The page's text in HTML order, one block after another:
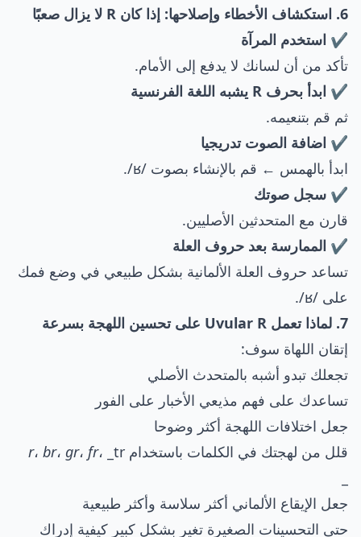
6. استكشاف الأخطاء وإصلاحها: إذا كان R لا يزال صعبًا
✔ استخدم المرآة
تأكد من أن لسانك لا يدفع إلى الأمام.
✔ ابدأ بحرف R يشبه اللغة الفرنسية
ثم قم بتنعيمه.
✔ اضافة الصوت تدريجيا
ابدأ بالهمس ← قم بالإنشاء بصوت /ʁ/.
✔ سجل صوتك
قارن مع المتحدثين الأصليين.
✔ الممارسة بعد حروف العلة
تساعد حروف العلة الألمانية بشكل طبيعي في وضع فمك
على /ʁ/.
7. لماذا تعمل Uvular R على تحسين اللهجة بسرعة
إتقان اللهاة سوف:
تجعلك تبدو أشبه بالمتحدث الأصلي
تساعدك على فهم مذيعي الأخبار على الفور
جعل اختلافات اللهجة أكثر وضوحا
قلل من لهجتك في الكلمات باستخدام
r، br، gr، fr، _tr
جعل الإيقاع الألماني أكثر سلاسة وأكثر طبيعية
حتى التحسينات الصغيرة تغير بشكل كبير كيفية إدراك